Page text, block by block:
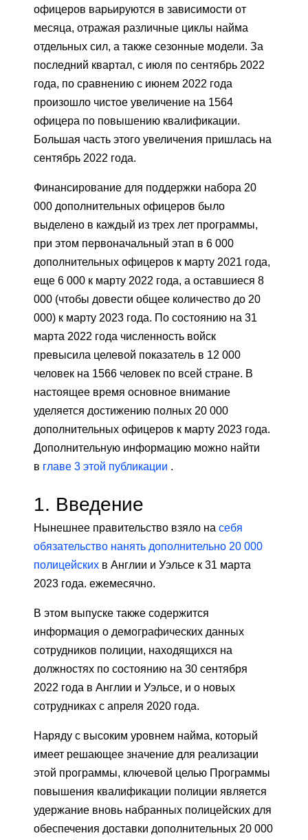
офицеров варьируются в зависимости от
месяца, отражая различные циклы найма
отдельных сил, а также сезонные модели. За
последний квартал, с июля по сентябрь 2022
года, по сравнению с июнем 2022 года
произошло чистое увеличение на 1564
офицера по повышению квалификации.
Большая часть этого увеличения пришлась на
сентябрь 2022 года.
Финансирование для поддержки набора 20
000 дополнительных офицеров было
выделено в каждый из трех лет программы,
при этом первоначальный этап в 6 000
дополнительных офицеров к марту 2021 года,
еще 6 000 к марту 2022 года, а оставшиеся 8
000 (чтобы довести общее количество до 20
000) к марту 2023 года. По состоянию на 31
марта 2022 года численность войск
превысила целевой показатель в 12 000
человек на 1566 человек по всей стране. В
настоящее время основное внимание
уделяется достижению полных 20 000
дополнительных офицеров к марту 2023 года.
Дополнительную информацию можно найти
в главе 3 этой публикации .
1. Введение
Нынешнее правительство взяло на себя
обязательство нанять дополнительно 20 000
полицейских в Англии и Уэльсе к 31 марта
2023 года. ежемесячно.
В этом выпуске также содержится
информация о демографических данных
сотрудников полиции, находящихся на
должностях по состоянию на 30 сентября
2022 года в Англии и Уэльсе, и о новых
сотрудниках с апреля 2020 года.
Наряду с высоким уровнем найма, который
имеет решающее значение для реализации
этой программы, ключевой целью Программы
повышения квалификации полиции является
удержание вновь набранных полицейских для
обеспечения доставки дополнительных 20 000